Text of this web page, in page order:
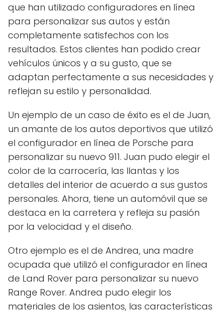
que han utilizado configuradores en línea
para personalizar sus autos y están
completamente satisfechos con los
resultados. Estos clientes han podido crear
vehículos únicos y a su gusto, que se
adaptan perfectamente a sus necesidades y
reflejan su estilo y personalidad.
Un ejemplo de un caso de éxito es el de Juan,
un amante de los autos deportivos que utilizó
el configurador en línea de Porsche para
personalizar su nuevo 911. Juan pudo elegir el
color de la carrocería, las llantas y los
detalles del interior de acuerdo a sus gustos
personales. Ahora, tiene un automóvil que se
destaca en la carretera y refleja su pasión
por la velocidad y el diseño.
Otro ejemplo es el de Andrea, una madre
ocupada que utilizó el configurador en línea
de Land Rover para personalizar su nuevo
Range Rover. Andrea pudo elegir los
materiales de los asientos, las características